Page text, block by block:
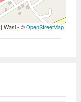
| Wasi - ©OpenStreetMap